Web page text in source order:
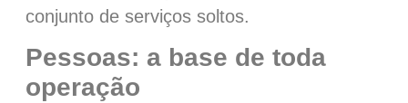
conjunto de serviços soltos.
Pessoas: a base de toda
operação